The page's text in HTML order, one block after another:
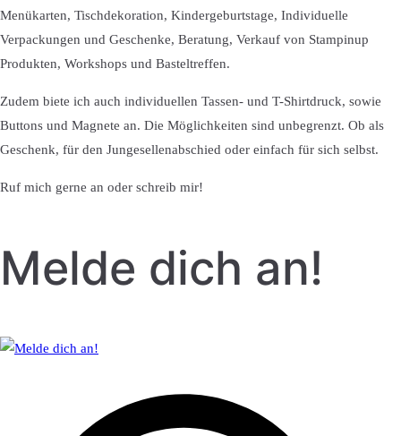
Menükarten, Tischdekoration, Kindergeburtstage, Individuelle
Verpackungen und Geschenke, Beratung, Verkauf von Stampinup
Produkten, Workshops und Basteltreffen.
Zudem biete ich auch individuellen Tassen- und T-Shirtdruck, sowie
Buttons und Magnete an. Die Möglichkeiten sind unbegrenzt. Ob als
Geschenk, für den Jungesellenabschied oder einfach für sich selbst.
Ruf mich gerne an oder schreib mir!
Melde dich an!